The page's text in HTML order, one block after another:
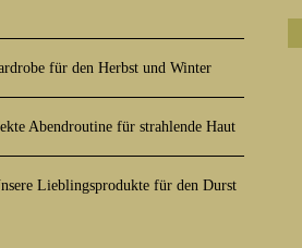
für den Herbst und Winter
Abendroutine für strahlende Haut
Lieblingsprodukte für den Durst